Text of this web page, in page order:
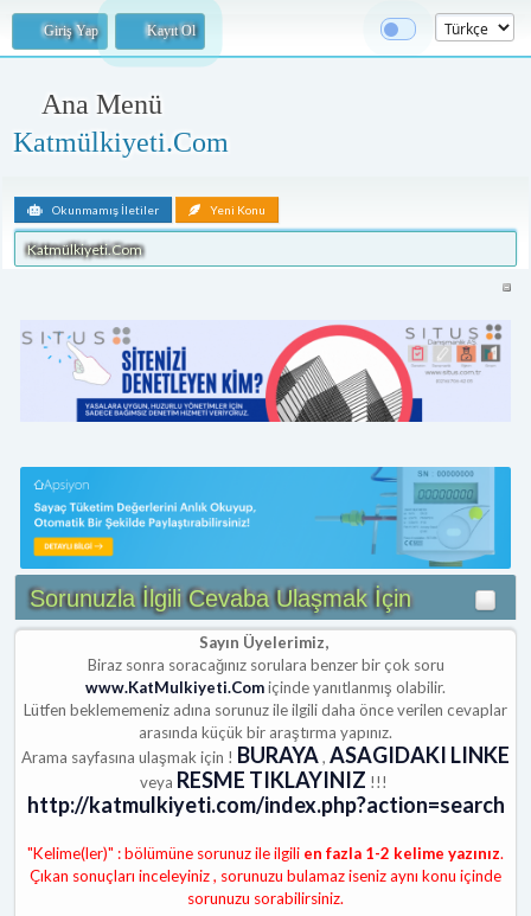
Giriş Yap Kayıt Ol
Ana Menü
Katmülkiyeti.Com
Okunmamış İletiler Yeni Konu
Katmülkiyeti.Com
Sorunuzla İlgili Cevaba Ulaşmak İçin
Sayın Üyelerimiz,
Biraz sonra soracağınız sorulara benzer bir çok soru
www.KatMulkiyeti.Comiçinde yanıtlanmış olabilir.
Lütfen beklememeniz adına sorunuz ile ilgili daha önce verilen cevaplar
arasında küçük bir araştırma yapınız.
Arama sayfasına ulaşmak için ! BURAYA, ASAGIDAKI LINKE
veya RESME TIKLAYINIZ !!!
http://katmulkiyeti.com/index.php?action=search
"Kelime(ler)" : bölümüne sorunuz ile ilgili en fazla 1-2 kelime yazınız.
Çıkan sonuçları inceleyiniz , sorunuzu bulamaz iseniz aynı konu içinde
sorunuzu sorabilirsiniz.